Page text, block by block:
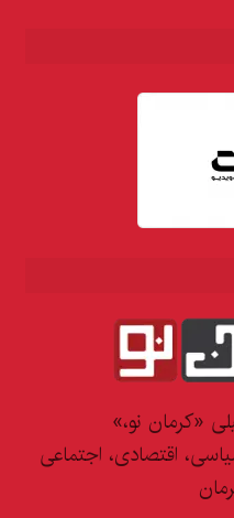
«کرمان نو،»
اقتصادی، اجتماعی